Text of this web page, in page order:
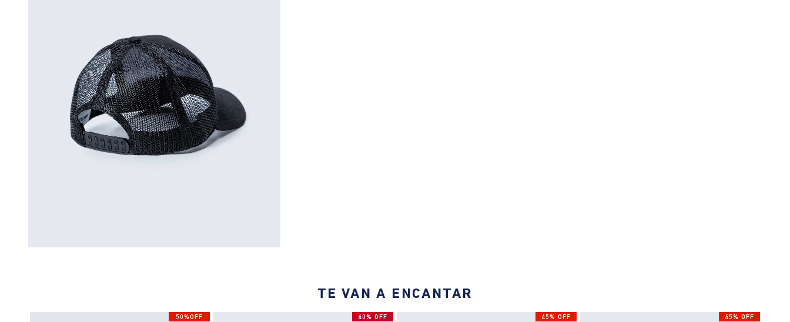
TE VAN A ENCANTAR
50%OFF 40% OFF 45% OFF 45% OFF